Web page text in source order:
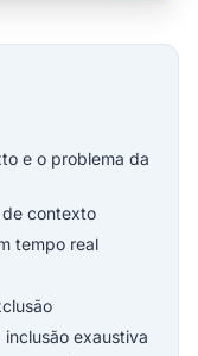
e o problema da
de contexto
tempo real
exaustiva